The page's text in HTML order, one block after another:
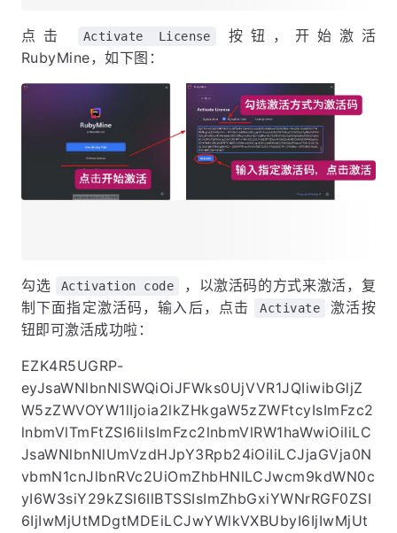
点击 Activate License
按钮，开始激活
RubyMine，如下图：
勾选 Activation code
，以激活码的方式来激活，复
制下面指定激活码，输入后，点击
Activate
激活按
钮即可激活成功啦：
EZK4R5UGRP-
eyJsaWNlbnNlSWQiOiJFWks0UjVVR1JQIiwibGljZ
W5zZWVOYW1lIjoia2lkZHkgaW5zZWFtcyIsImFzc2
lnbmVlTmFtZSI6IiIsImFzc2lnbmVlRW1haWwiOiIiLC
JsaWNlbnNlUmVzdHJpY3Rpb24iOiIiLCJjaGVja0N
vbmN1cnJlbnRVc2UiOmZhbHNlLCJwcm9kdWN0c
yI6W3siY29kZSI6IlBTSSIsImZhbGxiYWNrRGF0ZSI
6IjIwMjUtMDgtMDEiLCJwYWlkVXBUbyI6IjIwMjUt